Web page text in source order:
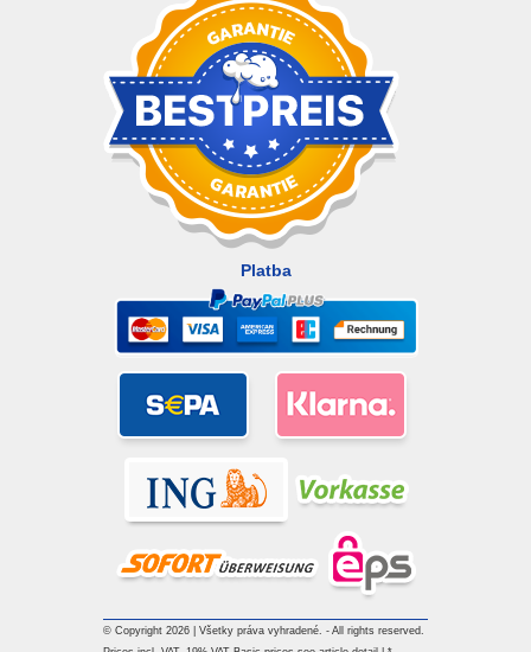
Platba
© Copyright 2026 | Všetky práva vyhradené. - All rights reserved.